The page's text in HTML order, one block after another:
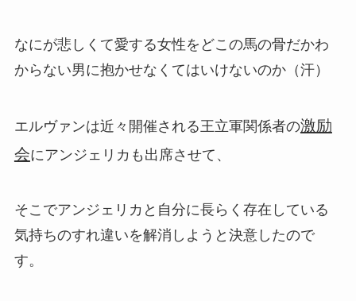
なにが悲しくて愛する女性をどこの馬の骨だかわ
からない男に抱かせなくてはいけないのか（汗）
エルヴァンは近々開催される王立軍関係者の激励
会にアンジェリカも出席させて、
そこでアンジェリカと自分に長らく存在している
気持ちのすれ違いを解消しようと決意したので
す。